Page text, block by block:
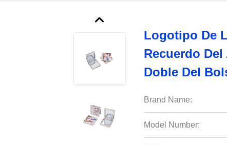
Logotipo De
Recuerdo
Doble Del
Brand Name:
Model Number: